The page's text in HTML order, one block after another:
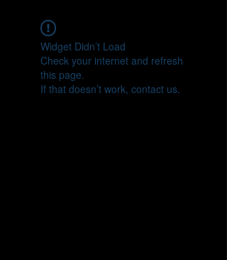
Widget Didn’t Load
Check your internet and refresh
this page.
If that doesn’t work, contact us.